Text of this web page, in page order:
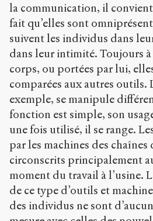
la communication, il
fait qu’elles sont
suivent les individus dans
dans leur intimité. Toujours
corps, ou portées par lui,
comparées aux autres outils.
exemple, se manipule
fonction est simple, son
une fois utilisé, il se range.
par les machines des
circonscrits principalement
moment du travail à l’usine.
de ce type d’outils et
des individus ne sont